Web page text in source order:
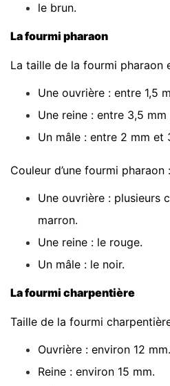
le brun.
La fourmi pharaon
La taille de la fourmi pharaon
Une ouvrière : entre 1,5
Une reine : entre 3,5 mm
Un mâle : entre 2 mm et
Couleur d’une fourmi pharaon :
Une ouvrière : plusieurs
marron.
Une reine : le rouge.
Un mâle : le noir.
La fourmi charpentière
Taille de la fourmi
Ouvrière : environ 12 mm.
Reine : environ 15 mm.